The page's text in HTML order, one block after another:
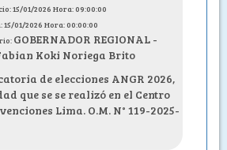
15/01/2026 Hora: 09:00:00
15/01/2026 Hora: 00:00:00
GOBERNADOR REGIONAL -
Koki Noriega Brito
de elecciones ANGR 2026,
que se se realizó en el Centro
Lima. O.M. N° 119-2025-